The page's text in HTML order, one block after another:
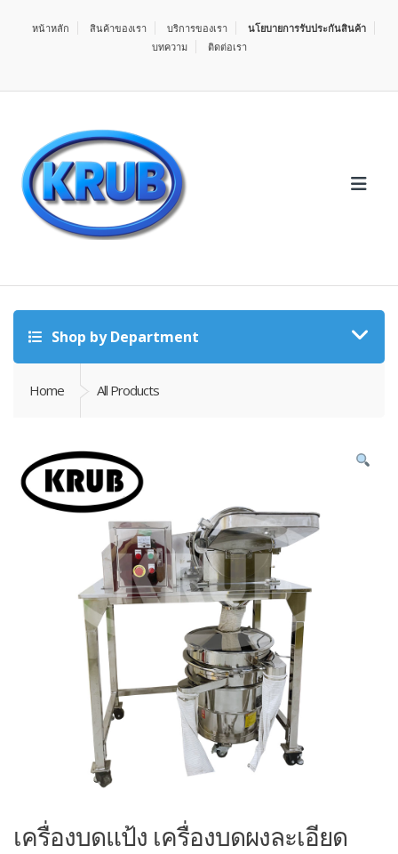
หน้าหลัก สินค้าของเรา บริการของเรา
นโยบายการรับประกันสินค้า
บทความ
ติดต่อเรา
Shop by Department
Home All Products
เครื่องบดแป้ง เครื่องบดผงละเอียด